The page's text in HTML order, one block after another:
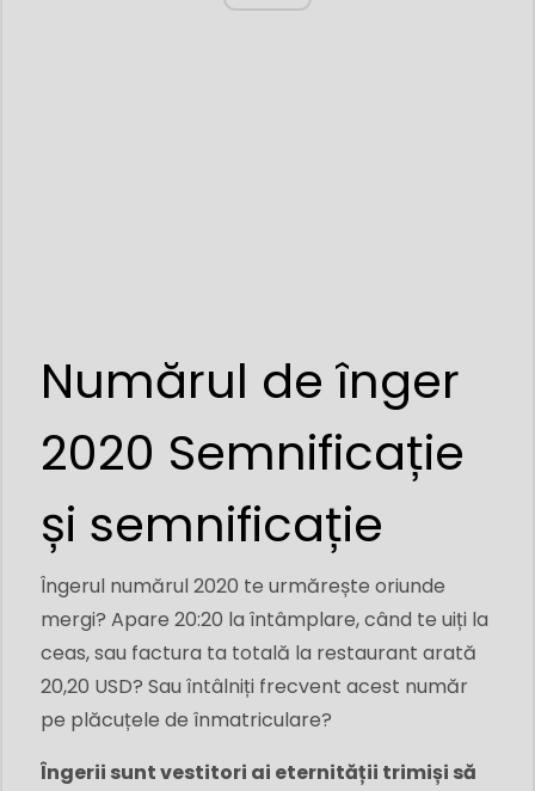
Numărul de înger
2020 Semnificație
și semnificație
Îngerul numărul 2020 te urmărește oriunde
mergi? Apare 20:20 la întâmplare, când te uiți la
ceas, sau factura ta totală la restaurant arată
20,20 USD? Sau întâlniți frecvent acest număr
pe plăcuțele de înmatriculare?
Îngerii sunt vestitori ai eternității trimiși să